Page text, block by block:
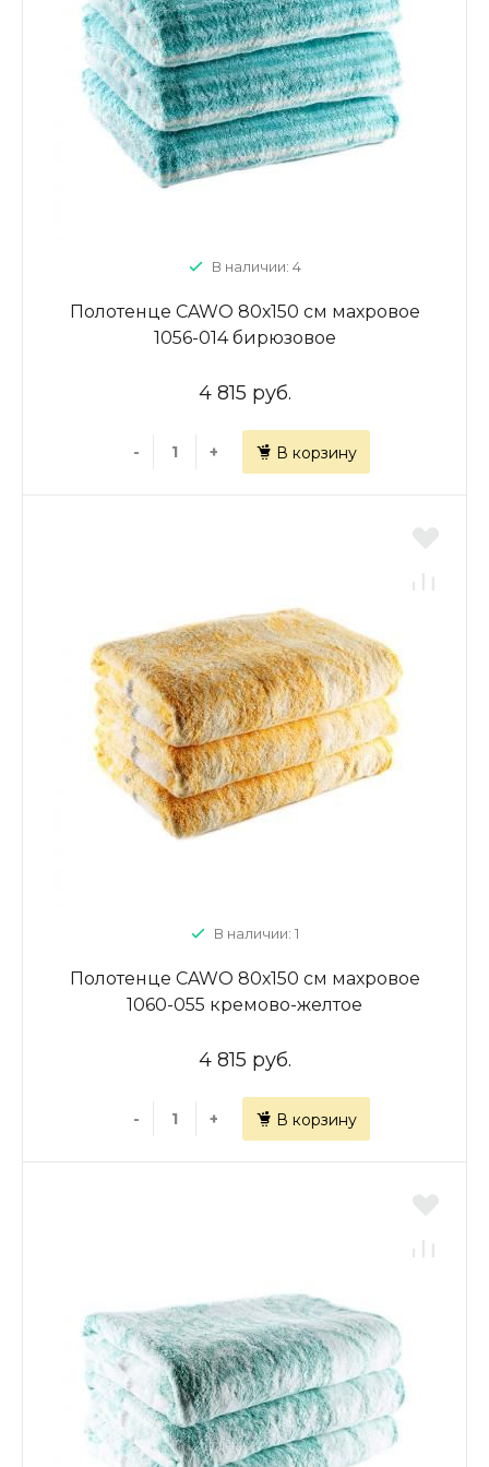
В наличии: 4
Полотенце CAWO 80х150 см махровое
1056-014 бирюзовое
4 815 руб.
- + В корзину
В наличии: 1
Полотенце CAWO 80х150 см махровое
1060-055 кремово-желтое
4 815 руб.
- + В корзину